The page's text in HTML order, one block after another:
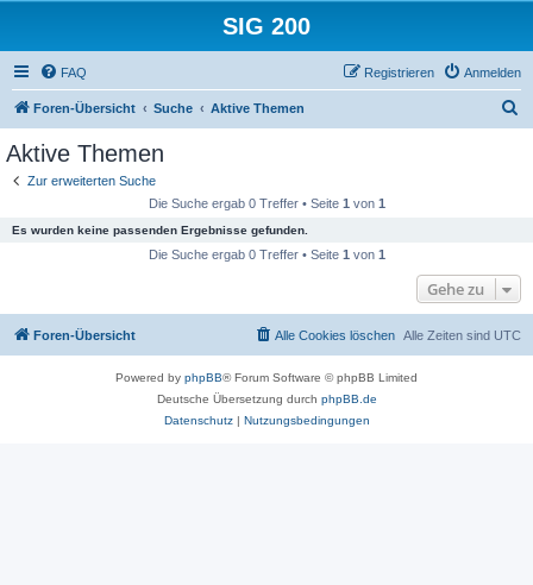
SIG 200
FAQ Anmelden
Registrieren
Foren-Übersicht Suche Aktive Themen
Aktive Themen
Zur erweiterten Suche
Die Suche ergab 0 Treffer • Seite 1 von 1
Es wurden keine passenden Ergebnisse gefunden.
Die Suche ergab 0 Treffer • Seite 1 von 1
Gehe zu
Foren-Übersicht Alle Zeiten sind UTC
Alle Cookies löschen
Powered by phpBB® Forum Software © phpBB Limited
Deutsche Übersetzung durch phpBB.de
Datenschutz| Nutzungsbedingungen